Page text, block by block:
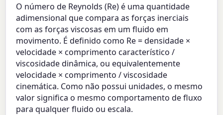
O número de Reynolds (Re) é uma quantidade
adimensional que compara as forças inerciais
com as forças viscosas em um fluido em
movimento. É definido como Re = densidade ×
velocidade × comprimento característico /
viscosidade dinâmica, ou equivalentemente
velocidade × comprimento / viscosidade
cinemática. Como não possui unidades, o mesmo
valor significa o mesmo comportamento de fluxo
para qualquer fluido ou escala.